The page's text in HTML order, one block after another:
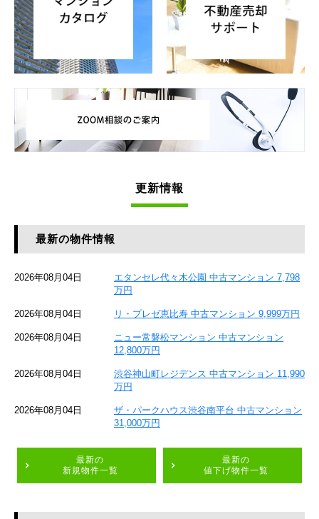
更新情報
最新の物件情報
2026年08月04日
エタンセレ代々木公園 中古マンション 7,798
万円
2026年08月04日 リ・プレゼ恵比寿 中古マンション 9,999万円
2026年08月04日
ニュー常磐松マンション 中古マンション
12,800万円
2026年08月04日
渋谷神山町レジデンス 中古マンション 11,990
万円
2026年08月04日
ザ・パークハウス渋谷南平台 中古マンション
31,000万円
最新の
新規物件一覧
最新の
値下げ物件一覧